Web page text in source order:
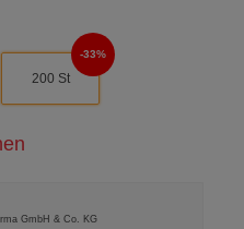
200 St
33%
GmbH & Co. KG